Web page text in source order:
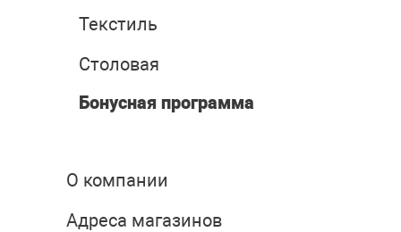
Текстиль
Столовая
Бонусная программа
О компании
Адреса магазинов